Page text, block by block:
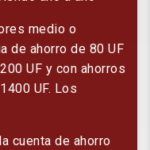
medio o
de ahorro de 80 UF
UF y con ahorros
UF. Los
cuenta de ahorro